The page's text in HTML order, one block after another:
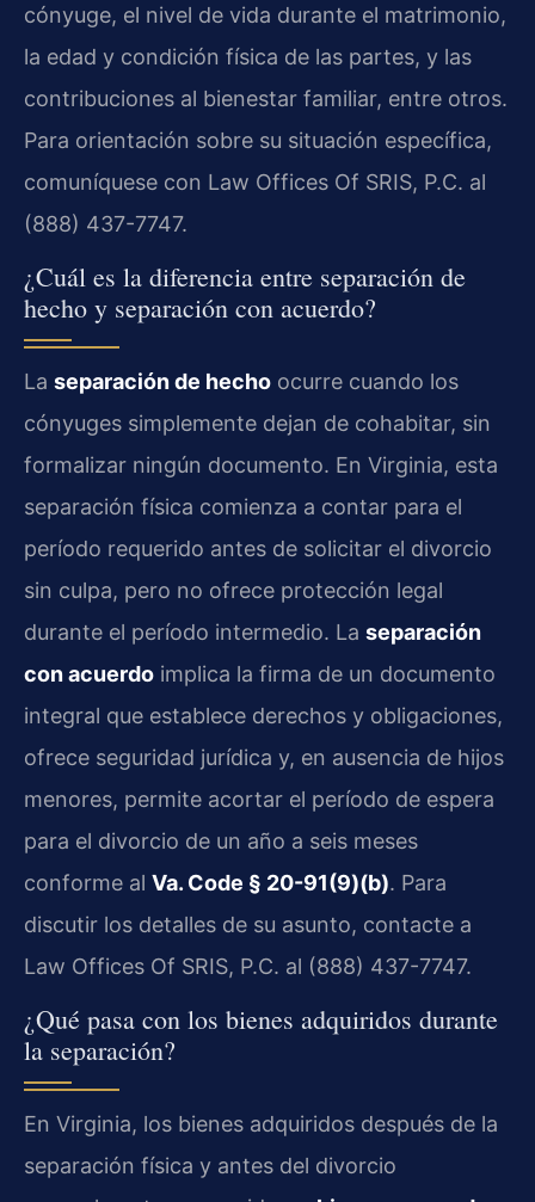
cónyuge, el nivel de vida durante el matrimonio,
la edad y condición física de las partes, y las
contribuciones al bienestar familiar, entre otros.
Para orientación sobre su situación específica,
comuníquese con Law Offices Of SRIS, P.C. al
(888) 437-7747.
¿Cuál es la diferencia entre separación de
hecho y separación con acuerdo?
La separación de hecho ocurre cuando los
cónyuges simplemente dejan de cohabitar, sin
formalizar ningún documento. En Virginia, esta
separación física comienza a contar para el
período requerido antes de solicitar el divorcio
sin culpa, pero no ofrece protección legal
durante el período intermedio. La separación
con acuerdo implica la firma de un documento
integral que establece derechos y obligaciones,
ofrece seguridad jurídica y, en ausencia de hijos
menores, permite acortar el período de espera
para el divorcio de un año a seis meses
conforme al Va. Code § 20-91(9)(b). Para
discutir los detalles de su asunto, contacte a
Law Offices Of SRIS, P.C. al (888) 437-7747.
¿Qué pasa con los bienes adquiridos durante
la separación?
En Virginia, los bienes adquiridos después de la
separación física y antes del divorcio